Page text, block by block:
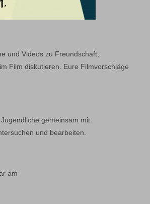
und Videos zu Freundschaft,
Film diskutieren. Eure Filmvorschläge
Jugendliche gemeinsam mit
und bearbeiten.
am